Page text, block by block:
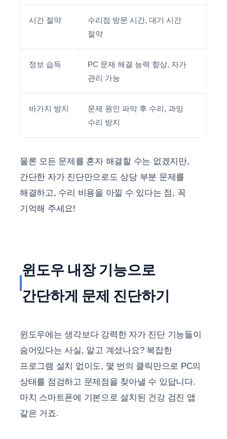
시간 절약
수리점 방문 시간, 대기 시간
절약
정보 습득
PC 문제 해결 능력 향상, 자가
관리 가능
바가지 방지
문제 원인 파악 후 수리, 과잉
수리 방지
물론 모든 문제를 혼자 해결할 수는 없겠지만,
간단한 자가 진단만으로도 상당 부분 문제를
해결하고, 수리 비용을 아낄 수 있다는 점, 꼭
기억해 주세요!
윈도우 내장 기능으로
간단하게 문제 진단하기
윈도우에는 생각보다 강력한 자가 진단 기능들이
숨어있다는 사실, 알고 계셨나요? 복잡한
프로그램 설치 없이도, 몇 번의 클릭만으로 PC의
상태를 점검하고 문제점을 찾아낼 수 있답니다.
마치 스마트폰에 기본으로 설치된 건강 검진 앱
같은 거죠.